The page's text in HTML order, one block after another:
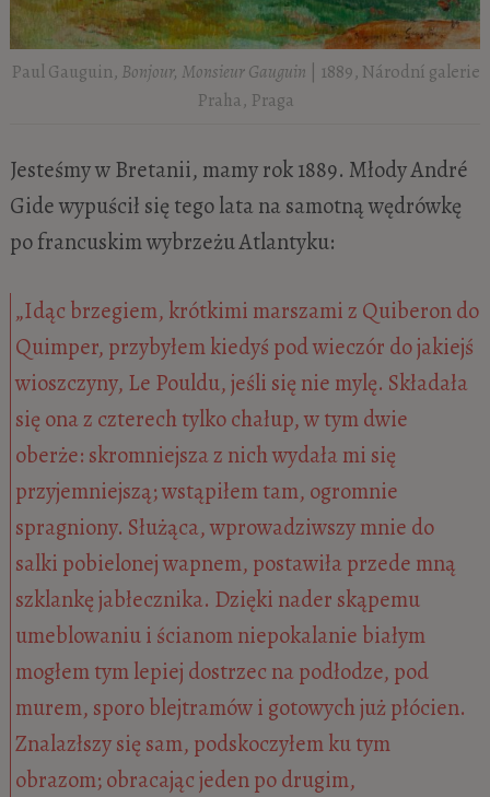
Paul Gauguin, Bonjour, Monsieur Gauguin | 1889, Národní galerie
Praha, Praga
Jesteśmy w Bretanii, mamy rok 1889. Młody André
Gide wypuścił się tego lata na samotną wędrówkę
po francuskim wybrzeżu Atlantyku:
„Idąc brzegiem, krótkimi marszami z Quiberon do
Quimper, przybyłem kiedyś pod wieczór do jakiejś
wioszczyny, Le Pouldu, jeśli się nie mylę. Składała
się ona z czterech tylko chałup, w tym dwie
oberże: skromniejsza z nich wydała mi się
przyjemniejszą; wstąpiłem tam, ogromnie
spragniony. Służąca, wprowadziwszy mnie do
salki pobielonej wapnem, postawiła przede mną
szklankę jabłecznika. Dzięki nader skąpemu
umeblowaniu i ścianom niepokalanie białym
mogłem tym lepiej dostrzec na podłodze, pod
murem, sporo blejtramów i gotowych już płócien.
Znalazłszy się sam, podskoczyłem ku tym
obrazom; obracając jeden po drugim,